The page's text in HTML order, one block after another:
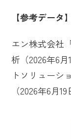
【参考データ】
エン株式会社
析（2026年6
トソリューシ
（2026年6月19